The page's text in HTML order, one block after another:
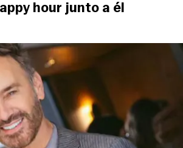
hour junto a él